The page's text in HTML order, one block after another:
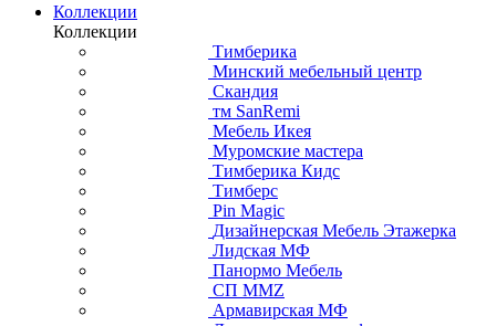
Коллекции
Коллекции
Тимберика
Минский мебельный центр
Скандия
тм SanRemi
Мебель Икея
Муромские мастера
Тимберика Кидс
Тимберс
Pin Magic
Дизайнерская Мебель Этажерка
Лидская МФ
Панормо Мебель
СП ММZ
Армавирская МФ